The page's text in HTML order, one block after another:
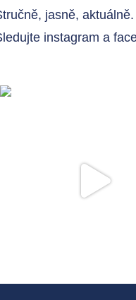
jasně,
instagram a